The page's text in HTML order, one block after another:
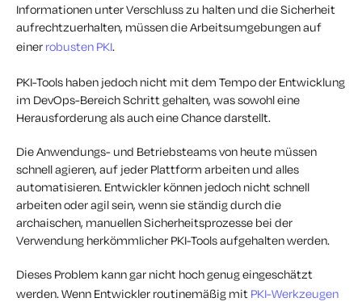
Informationen unter Verschluss zu halten und die Sicherheit
aufrechtzuerhalten, müssen die Arbeitsumgebungen auf
einer robusten PKI.
PKI-Tools haben jedoch nicht mit dem Tempo der Entwicklung
im DevOps-Bereich Schritt gehalten, was sowohl eine
Herausforderung als auch eine Chance darstellt.
Die Anwendungs- und Betriebsteams von heute müssen
schnell agieren, auf jeder Plattform arbeiten und alles
automatisieren. Entwickler können jedoch nicht schnell
arbeiten oder agil sein, wenn sie ständig durch die
archaischen, manuellen Sicherheitsprozesse bei der
Verwendung herkömmlicher PKI-Tools aufgehalten werden.
Dieses Problem kann gar nicht hoch genug eingeschätzt
werden. Wenn Entwickler routinemäßig mit PKI-Werkzeugen